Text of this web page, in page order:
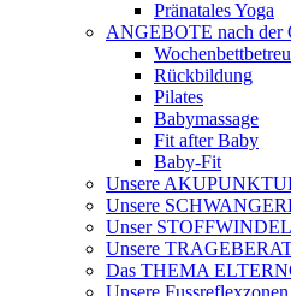
Pränatales Yoga
ANGEBOTE nach der
Rückbildung
Pilates
Babymassage
Fit after Baby
Baby-Fit
Unsere
Unsere
Unser
Unsere
Das THEMA
Unsere